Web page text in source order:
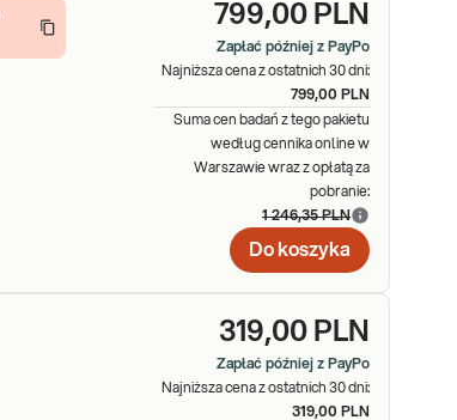
799,00 PLN
Zapłać później z PayPo
Najniższa cena z ostatnich 30 dni:
799,00 PLN
Suma cen badań z tego pakietu
według cennika online w
Warszawie wraz z opłatą za
pobranie:
1 246,35 PLN
Do koszyka
319,00 PLN
Zapłać później z PayPo
Najniższa cena z ostatnich 30 dni:
319,00 PLN